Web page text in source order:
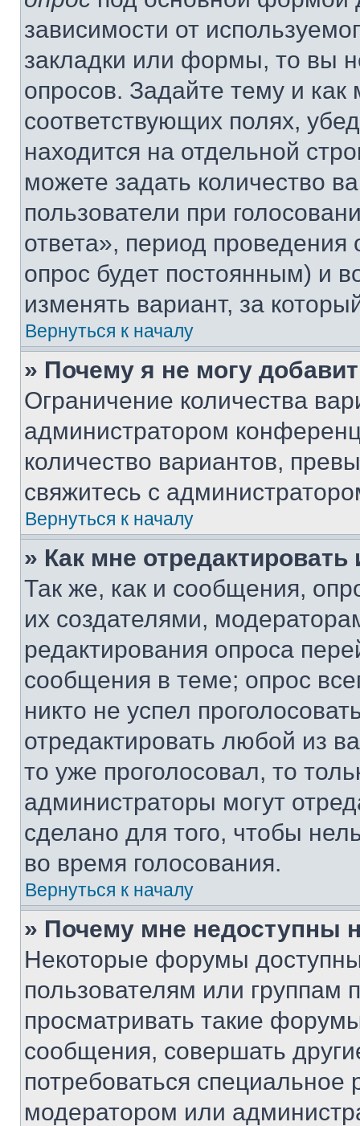
зависимости от
закладки или формы, то вы
опросов. Задайте тему и
соответствующих полях,
находится на отдельной
можете задать количество
пользователи при
ответа», период проведения
опрос будет постоянным) и
изменять вариант, за
Вернуться к началу
» Почему я не могу
Ограничение количества
администратором
количество вариантов,
свяжитесь с
Вернуться к началу
» Как мне
Так же, как и сообщения,
их создателями,
редактирования опроса
сообщения в теме; опрос
никто не успел
отредактировать любой из
то уже проголосовал, то
администраторы могут
сделано для того, чтобы
во время голосования.
Вернуться к началу
» Почему мне недоступны
Некоторые форумы
пользователям или группам
просматривать такие
сообщения, совершать
потребоваться
модератором или